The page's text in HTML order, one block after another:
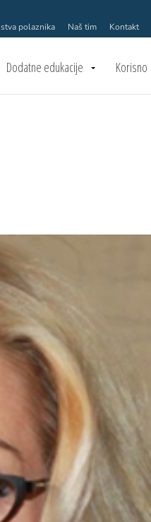
polaznika Naš tim Kontakt
Dodatne edukacije Korisno